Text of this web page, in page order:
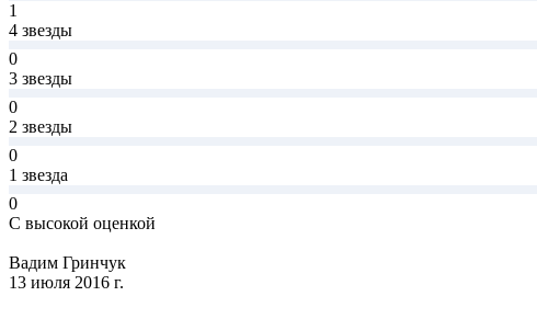
1
4 звезды
0
3 звезды
0
2 звезды
0
1 звезда
0
С высокой оценкой
Вадим Гринчук
13 июля 2016 г.